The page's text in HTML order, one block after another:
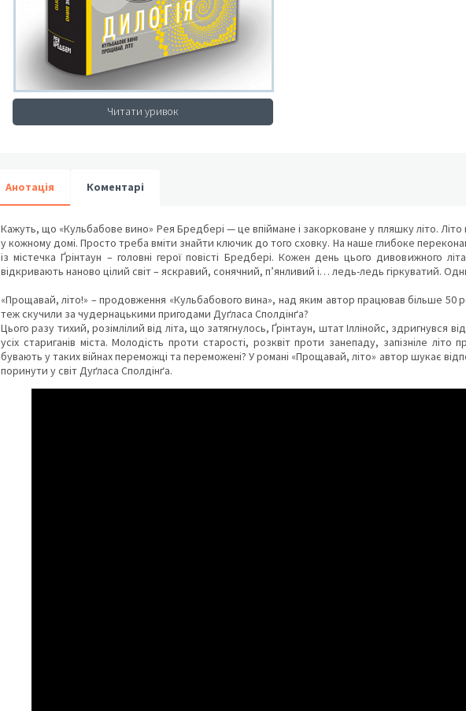
Читати уривок
Анотація Коментарі
Кажуть, що «Кульбабове вино» Рея Бредбері — це впіймане і закорковане у пляшку літо.
у кожному домі. Просто треба вміти знайти ключик до того сховку. На наше глибоке
із містечка Ґрінтаун – головні герої повісті Бредбері. Кожен день цього дивовижного
відкривають наново цілий світ – яскравий, сонячний, п’янливий і… ледь-ледь гіркуватий.
«Прощавай, літо!» – продовження «Кульбабового вина», над яким автор працював більше 50
теж скучили за чудернацькими пригодами Дуґласа Сполдінґа?
Цього разу тихий, розімлілий від літа, що затягнулось, Ґрінтаун, штат Іллінойс, здригнувся
усіх стариганів міста. Молодість проти старості, розквіт проти занепаду, запізніле
бувають у таких війнах переможці та переможені? У романі «Прощавай, літо» автор шукає
поринути у світ Дуґласа Сполдінґа.